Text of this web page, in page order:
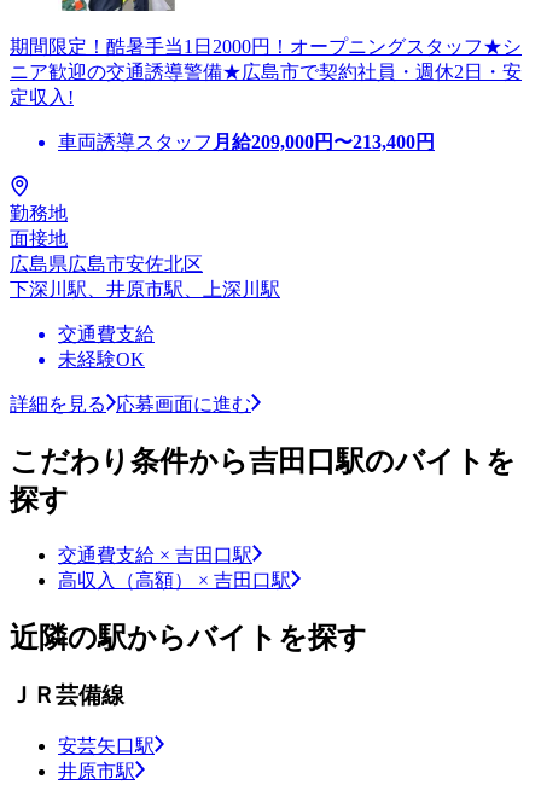
期間限定！酷暑手当1日2000円！オープニングスタッフ★シ
ニア歓迎の交通誘導警備★広島市で契約社員・週休2日・安
定収入!
車両誘導スタッフ 月給209,000円〜213,400円
勤務地
面接地
広島県広島市安佐北区
下深川駅、井原市駅、上深川駅
交通費支給
未経験OK
詳細を見る 応募画面に進む
こだわり条件から吉田口駅のバイトを
探す
交通費支給 × 吉田口駅
高収入（高額） × 吉田口駅
近隣の駅からバイトを探す
ＪＲ芸備線
安芸矢口駅
井原市駅